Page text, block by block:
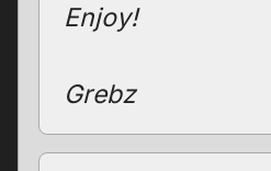
Enjoy!
Grebz